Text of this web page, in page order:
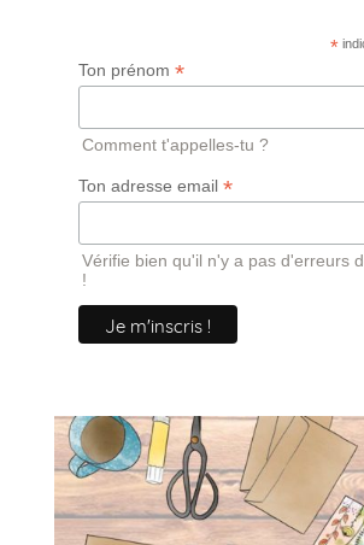
*
Ton prénom *
Comment t'appelles-tu ?
Ton adresse email *
Vérifie bien qu'il n'y a pas d'erreurs
!